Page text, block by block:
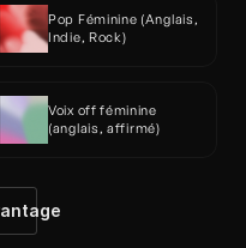
Pop Féminine (Anglais,
Indie, Rock)
Voix off féminine
(anglais, affirmé)